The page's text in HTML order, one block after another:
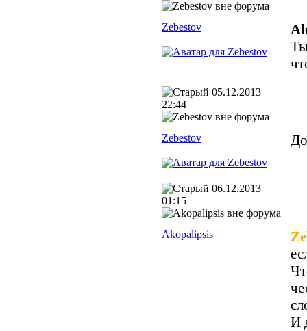
Zebestov
05.12.2013
22:44
Zebestov
06.12.2013
01:15
Akopalipsis
И